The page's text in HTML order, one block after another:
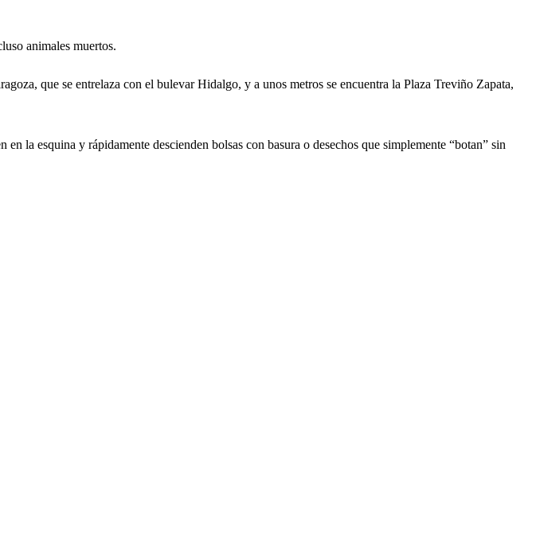
animales muertos.
que se entrelaza con el bulevar Hidalgo, y a unos metros se encuentra la Plaza Treviño Zapata,
la esquina y rápidamente descienden bolsas con basura o desechos que simplemente “botan” sin